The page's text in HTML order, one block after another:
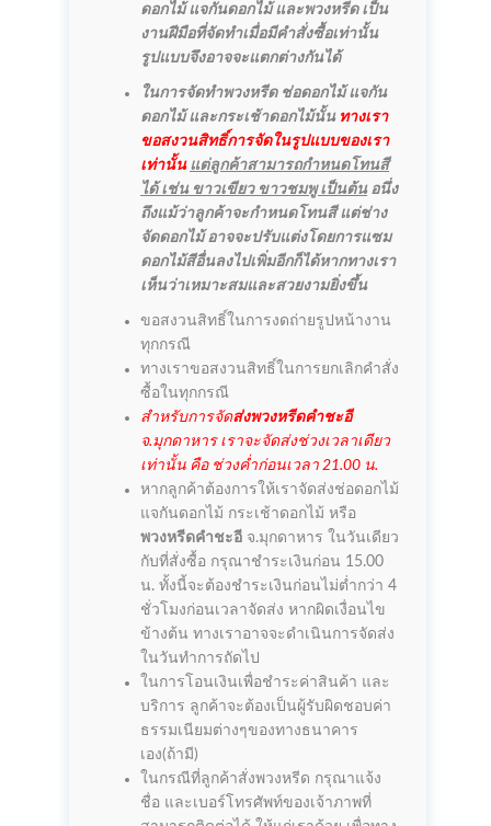
ดอกไม้ แจกันดอกไม้ และพวงหรีด เป็น
งานฝีมือที่จัดทำเมื่อมีคำสั่งซื้อเท่านั้น
รูปแบบจึงอาจจะแตกต่างกันได้
ในการจัดทำพวงหรีด ช่อดอกไม้ แจกัน
ดอกไม้ และกระเช้าดอกไม้นั้น ทางเรา
ขอสงวนสิทธิ์การจัดในรูปแบบของเรา
เท่านั้น แต่ลูกค้าสามารถกำหนดโทนสี
ได้ เช่น ขาวเขียว ขาวชมพู เป็นต้นอนึ่ง
ถึงแม้ว่าลูกค้าจะกำหนดโทนสี แต่ช่าง
จัดดอกไม้ อาจจะปรับแต่งโดยการแซม
ดอกไม้สีอื่นลงไปเพิ่มอีกก็ได้หากทางเรา
เห็นว่าเหมาะสมและสวยงามยิ่งขึ้น
ขอสงวนสิทธิ์ในการงดถ่ายรูปหน้างาน
ทุกกรณี
ทางเราขอสงวนสิทธิ์ในการยกเลิกคำสั่ง
ซื้อในทุกกรณี
สำหรับการจัดส่งพวงหรีดคำชะอี
จ.มุกดาหาร เราจะจัดส่งช่วงเวลาเดียว
เท่านั้น คือ ช่วงค่ำก่อนเวลา 21.00 น.
หากลูกค้าต้องการให้เราจัดส่งช่อดอกไม้
แจกันดอกไม้ กระเช้าดอกไม้ หรือ
พวงหรีดคำชะอี จ.มุกดาหาร ในวันเดียว
กับที่สั่งซื้อ กรุณาชำระเงินก่อน 15.00
น. ทั้งนี้จะต้องชำระเงินก่อนไม่ต่ำกว่า 4
ชั่วโมงก่อนเวลาจัดส่ง หากผิดเงื่อนไข
ข้างต้น ทางเราอาจจะดำเนินการจัดส่ง
ในวันทำการถัดไป
ในการโอนเงินเพื่อชำระค่าสินค้า และ
บริการ ลูกค้าจะต้องเป็นผู้รับผิดชอบค่า
ธรรมเนียมต่างๆของทางธนาคาร
เอง(ถ้ามี)
ในกรณีที่ลูกค้าสั่งพวงหรีด กรุณาแจ้ง
ชื่อ และเบอร์โทรศัพท์ของเจ้าภาพที่